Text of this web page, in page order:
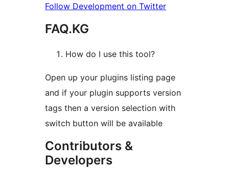
Follow Development on Twitter
FAQ.KG
How do I use this tool?
Open up your plugins listing page
and if your plugin supports version
tags then a version selection with
switch button will be available
Contributors &
Developers